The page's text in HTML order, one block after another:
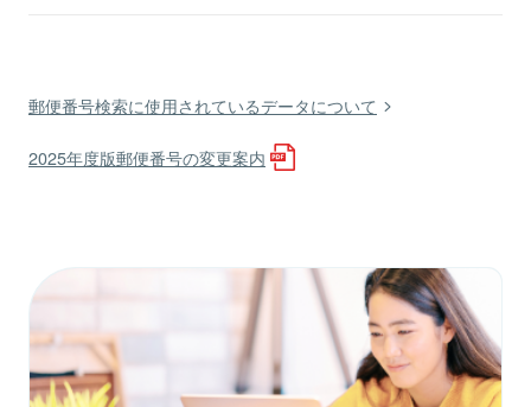
郵便番号検索に使用されているデータについて
2025年度版郵便番号の変更案内